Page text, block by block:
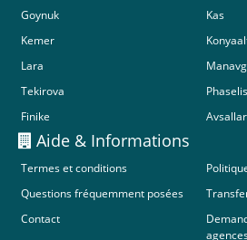
Goynuk
Kas
Kemer
Lara
Tekirova
Phaselis
Finike
Avsallar
Aide & Informations
Termes et conditions
Questions fréquemment posées
Contact